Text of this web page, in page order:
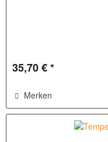
35,70 € *
Merken